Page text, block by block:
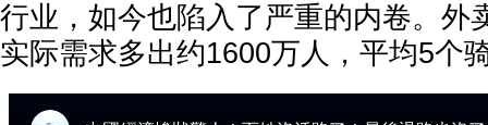
行业，如今也陷入了严重的内卷。外
实际需求多出约1600万人，平均5个